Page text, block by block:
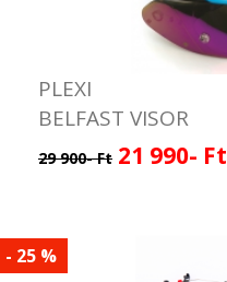
PLEXI
BELFAST VISOR
29 900- Ft 21 990- Ft
- 25 %